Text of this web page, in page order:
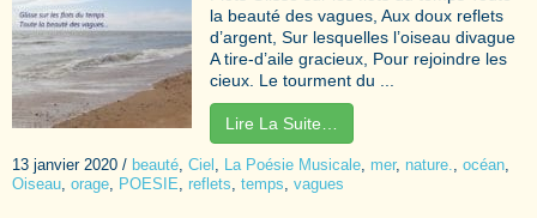
la beauté des vagues, Aux doux reflets
d’argent, Sur lesquelles l’oiseau divague
A tire-d’aile gracieux, Pour rejoindre les
cieux. Le tourment du ...
Lire La Suite…
13 janvier 2020 / beauté Ciel La Poésie Musicale mer, nature. océan
Oiseau orage POESIE reflets temps vagues